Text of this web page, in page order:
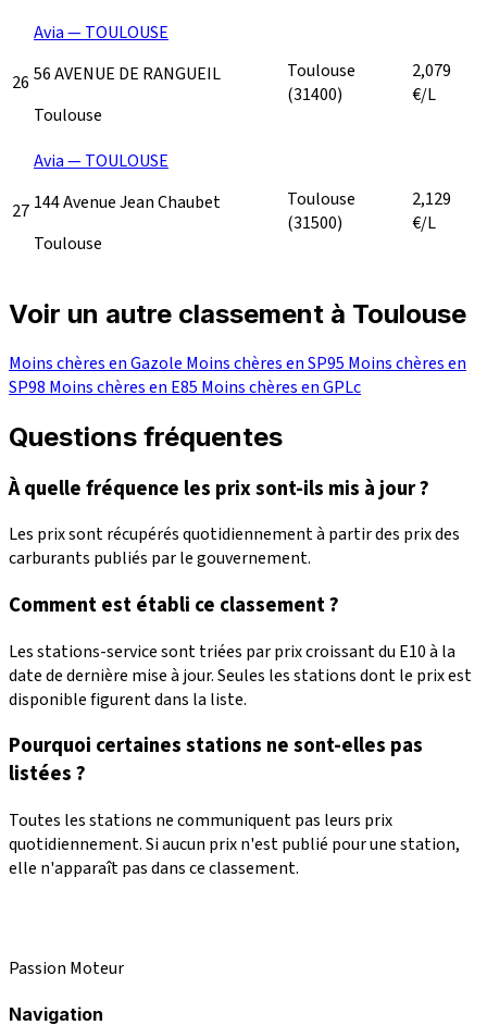
26
Avia — TOULOUSE
56 AVENUE DE RANGUEIL
Toulouse
Toulouse
(31400)
2,079
€/L
27
Avia — TOULOUSE
144 Avenue Jean Chaubet
Toulouse
Toulouse
(31500)
2,129
€/L
Voir un autre classement à Toulouse
Moins chères en Gazole Moins chères en SP95 Moins chères en
SP98 Moins chères en E85 Moins chères en GPLc
Questions fréquentes
À quelle fréquence les prix sont-ils mis à jour ?
Les prix sont récupérés quotidiennement à partir des prix des
carburants publiés par le gouvernement.
Comment est établi ce classement ?
Les stations-service sont triées par prix croissant du E10 à la
date de dernière mise à jour. Seules les stations dont le prix est
disponible figurent dans la liste.
Pourquoi certaines stations ne sont-elles pas
listées ?
Toutes les stations ne communiquent pas leurs prix
quotidiennement. Si aucun prix n'est publié pour une station,
elle n'apparaît pas dans ce classement.
Passion Moteur
Navigation